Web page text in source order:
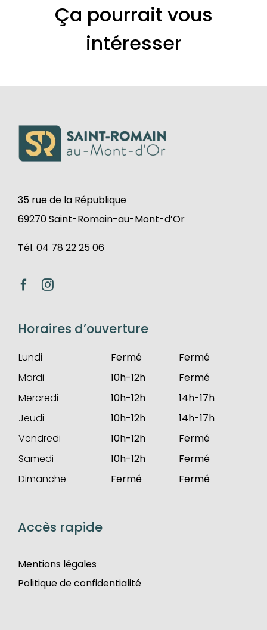
Ça pourrait vous
intéresser
35 rue de la République
69270 Saint-Romain-au-Mont-d’Or
Tél. 04 78 22 25 06
Horaires d’ouverture
Lundi Fermé
Fermé
Mardi
10h-12h
Fermé
Mercredi
10h-12h
14h-17h
Jeudi
10h-12h
14h-17h
Vendredi
10h-12h
Fermé
Samedi
10h-12h
Fermé
Dimanche
Fermé Fermé
Accès rapide
Mentions légales
Politique de confidentialité